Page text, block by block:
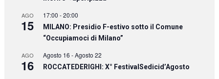
AGO
15
17:00 -20:00
MILANO: Presidio F-estivo sotto il Comune
“Occupiamoci di Milano”
AGO
16
Agosto 16 -Agosto 22
ROCCATEDERIGHI: X° FestivalSedicid’Agosto